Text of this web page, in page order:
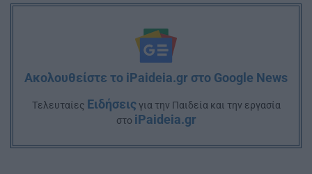
Ακολουθείστε το iPaideia.gr στο Google News
Tελευταίες Ειδήσειςγια την Παιδεία και την εργασία
στο iPaideia.gr